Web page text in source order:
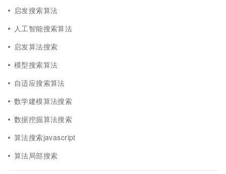
启发搜索算法
人工智能搜索算法
启发算法搜索
模型搜索算法
自适应搜索算法
数学建模算法搜索
数据挖掘算法搜索
算法搜索javascript
算法局部搜索